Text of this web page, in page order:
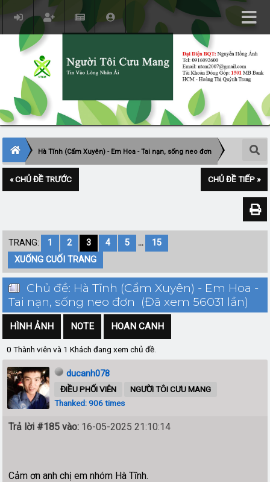
Hà Tĩnh (Cẩm Xuyên) - Em Hoa - Tai nạn, sống neo đơn
« CHỦ ĐỀ TRƯỚC CHỦ ĐỀ TIẾP »
TRANG: 1 2 3 4 5 ...
15
XUỐNG CUỐI TRANG
Chủ đề: Hà Tĩnh (Cẩm Xuyên) - Em Hoa -
Tai nạn, sống neo đơn (Đã xem 56031 lần)
HÌNH ẢNH NOTE HOAN CANH
0 Thành viên và 1 Khách đang xem chủ đề.
ducanh078
ĐIỀU PHỐI VIÊN
NGƯỜI TÔI CƯU MANG
Thanked: 906 times
Trả lời #185 vào: 16-05-2025 21:10:14
Cảm ơn anh chị em nhóm Hà Tĩnh.